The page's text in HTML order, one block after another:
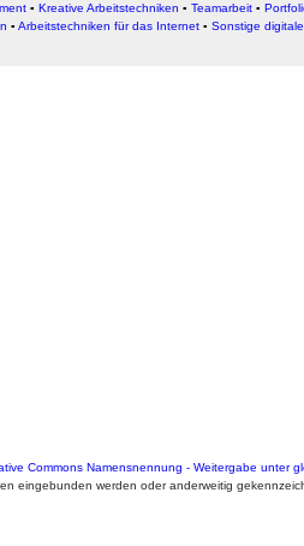
▪ Kreative Arbeitstechniken ▪ Teamarbeit ▪
▪ Arbeitstechniken für das Internet ▪ Sonstige
Commons Namensnennung - Weitergabe unter
eingebunden werden oder anderweitig